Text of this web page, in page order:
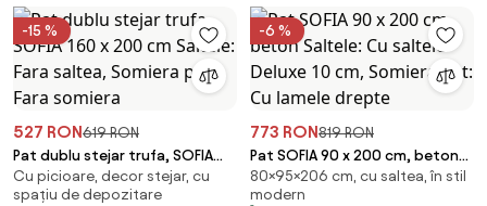
-15 %
527 RON619 RON
Pat dublu stejar trufa, SOFIA
160 x 200 cm Saltele: Fara
saltea, Somiera pat: Fara
Cu picioare, decor stejar, cu
spațiu de depozitare
-6 %
773 RON819 RON
Pat SOFIA 90 x 200 cm, beton
Saltele: Cu saltele Deluxe 10
cm, Somiera pat: Cu lamele
80×95×206 cm, cu saltea, în stil
modern